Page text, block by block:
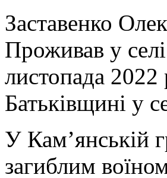
Заставенко
Проживав у
листопада
Батьківщині у
У Кам’янській
загиблим